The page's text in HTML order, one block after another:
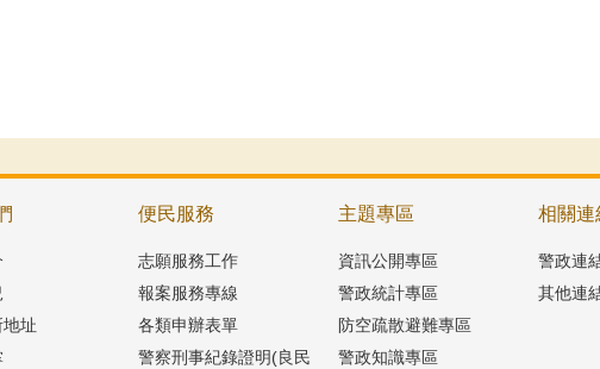
址
便民服務
志願服務工作
報案服務專線
各類申辦表單
警察刑事紀錄證明(良民
主題專區
資訊公開專區
警政統計專區
防空疏散避難專區
警政知識專區
相關連
警政連
其他連